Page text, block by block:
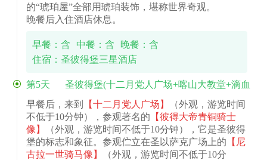
的“琥珀屋”全部用琥珀装饰，堪称世界奇观。
晚餐后入住酒店休息。
早餐：含 中餐：含
晚餐：含
住宿：圣彼得堡三星酒店
第5天
圣彼得堡(十二月党人广场+喀山大教堂+滴血
大教堂+涅瓦大街)
早餐后，来到 【十二月党人广场】
（外观，游览时间
不低于10分钟），参观著名的 【彼得大帝青铜骑士
像】
（外观，游览时间不低于10分钟），它是圣彼得
堡的标志和象征。参观伫立在圣以萨克广场上的 【尼
古拉一世骑马像】
（外观，游览时间不低于10分